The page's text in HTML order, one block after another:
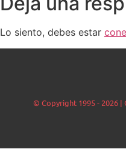
Lo siento, debes estar
© Copyright 1995 - 2026